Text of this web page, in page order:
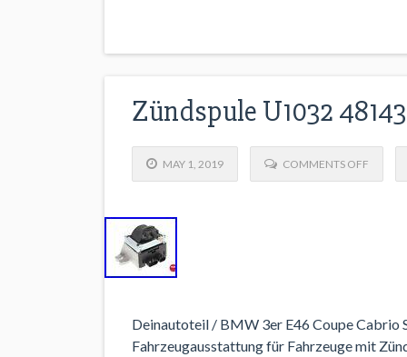
Zündspule U1032
MAY 1, 2019 COMMENTS OFF
Deinautoteil / BMW 3er E46 Coupe Cabrio
Fahrzeugausstattung für Fahrzeuge mit